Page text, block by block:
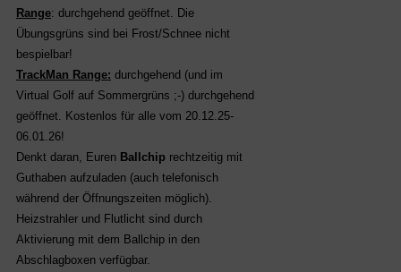
Range: durchgehend geöffnet. Die
Übungsgrüns sind bei Frost/Schnee nicht
bespielbar!
TrackMan Range: durchgehend (und im
Virtual Golf auf Sommergrüns ;-) durchgehend
geöffnet. Kostenlos für alle vom 20.12.25-
06.01.26!
Denkt daran, EurenBallchiprechtzeitig mit
Guthaben aufzuladen (auch telefonisch
während der Öffnungszeiten möglich).
Heizstrahler und Flutlicht sind durch
Aktivierung mit dem Ballchip in den
Abschlagboxen verfügbar.